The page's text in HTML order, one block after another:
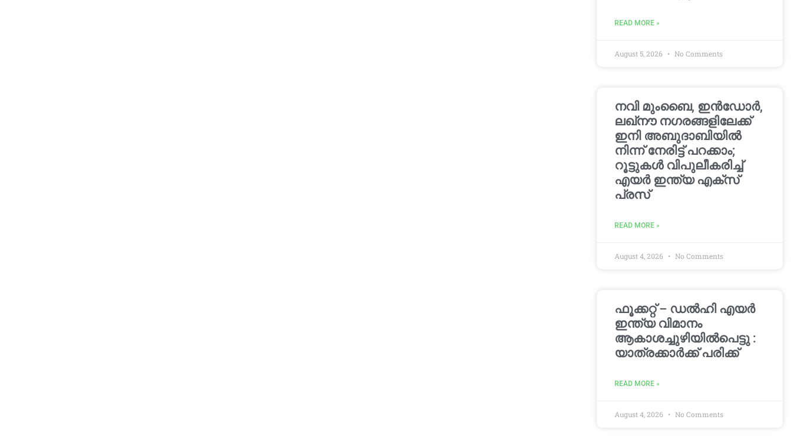
READ MORE »
August 5, 2026 No Comments
നവി മുംബൈ, ഇൻഡോർ,
ലഖ്നൗ നഗരങ്ങളിലേക്ക്
ഇനി അബുദാബിയിൽ
നിന്ന് നേരിട്ട് പറക്കാം;
റൂട്ടുകൾ വിപുലീകരിച്ച്
എയർ ഇന്ത്യ എക്സ്
പ്രസ്
READ MORE »
August 4, 2026 No Comments
ഫൂക്കറ്റ് – ഡൽഹി എയര്‍
ഇന്ത്യ വിമാനം
ആകാശച്ചുഴിയില്‍പെട്ടു :
യാത്രക്കാര്‍ക്ക് പരിക്ക്
READ MORE »
August 4, 2026 No Comments